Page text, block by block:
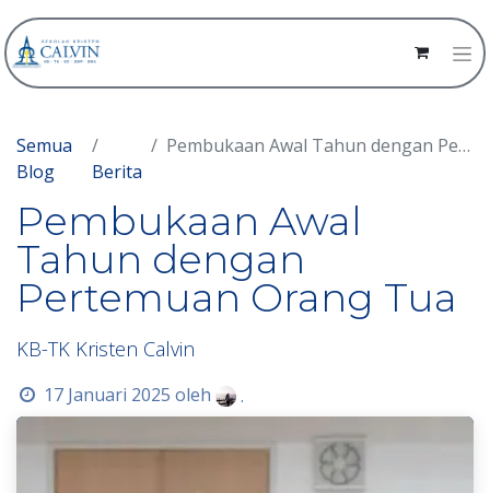
Semua
Blog
Berita
Pembukaan Awal Tahun dengan Pertemuan Orang Tua
Pembukaan Awal
Tahun dengan
Pertemuan Orang Tua
KB-TK Kristen Calvin
17 Januari 2025 oleh .